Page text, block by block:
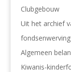
Clubgebouw
Uit het archief
fondsenwerving
Algemeen
Kiwanis-